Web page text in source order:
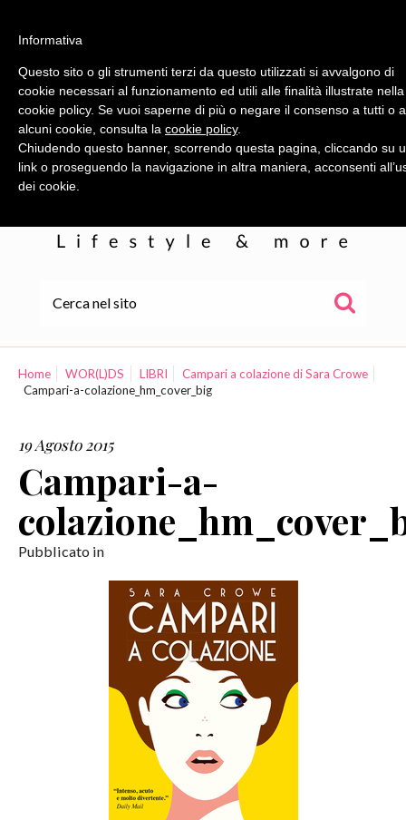
WOR(L)DS
COLLABORAZIONI
CONTATTI
Home WOR(L)DS LIBRI
Campari a colazione di Sara Crowe
Campari-a-colazione_hm_cover_big
19 Agosto 2015
Campari-a-
Pubblicato in
Informativa
Questo sito o gli strumenti terzi da questo utilizzati si avvalgono di
cookie necessari al funzionamento ed utili alle finalità illustrate nella
cookie policy. Se vuoi saperne di più o negare il consenso a tutti o
alcuni cookie, consulta la cookie policy.
Chiudendo questo banner, scorrendo questa pagina, cliccando su
link o proseguendo la navigazione in altra maniera, acconsenti
dei cookie.